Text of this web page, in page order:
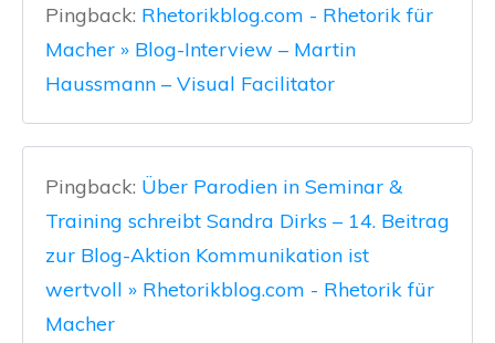
Pingback: Rhetorikblog.com - Rhetorik für
Macher » Blog-Interview – Martin
Haussmann – Visual Facilitator
Pingback: Über Parodien in Seminar &
Training schreibt Sandra Dirks – 14. Beitrag
zur Blog-Aktion Kommunikation ist
wertvoll » Rhetorikblog.com - Rhetorik für
Macher